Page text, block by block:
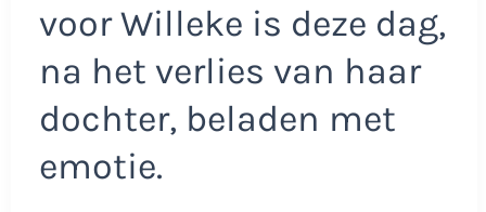
voor Willeke is deze dag,
na het verlies van haar
dochter, beladen met
emotie.